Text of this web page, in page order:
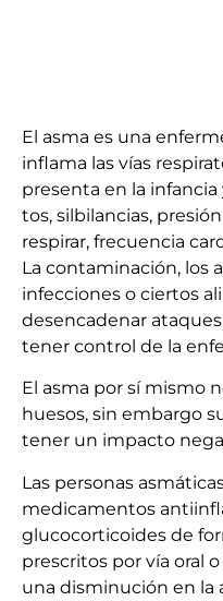
El asma es una
inflama las vías
presenta en la
tos, silbilancias,
respirar, frecuencia
La contaminación, los
infecciones o ciertos
desencadenar
tener control de la
El asma por sí mismo
huesos, sin embargo
tener un impacto
Las personas
medicamentos
glucocorticoides de
prescritos por vía oral
una disminución en la